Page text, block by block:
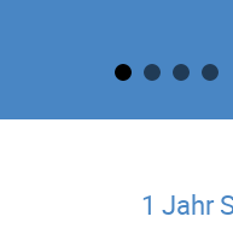
1 Jahr